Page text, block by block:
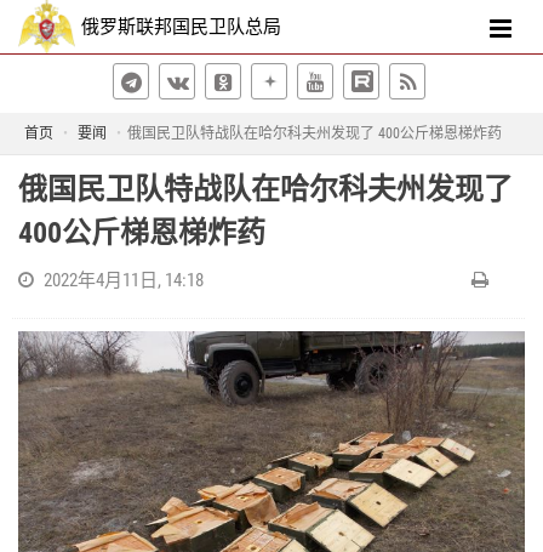
俄罗斯联邦国民卫队总局
首页 要闻 俄国民卫队特战队在哈尔科夫州发现了 400公斤梯恩梯炸药
俄国民卫队特战队在哈尔科夫州发现了
400公斤梯恩梯炸药
2022年4月11日, 14:18